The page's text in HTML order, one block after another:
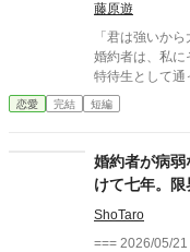
藤原遊
「君は強いから大丈夫だろ？」
婚約者は、私にそう言った。 平民な
特待生として通
た。 「君の力なら、この街を守れる。一緒に守ろう」 そう言われ
て彼の領地に来て、婚約した。
は。 隣領から来た貴族の娘を紹介した婚約者は、私にこう言っ
た。 「君は強いから大丈夫だろ？」 その言葉を聞いた瞬間、私は
ようやく気づく。 彼にとって私は、何だったのか。 だから
恋愛 完結 短編
婚約者が病
けて七年。
冷酷と噂の第
ShoTaro
=== 2026/05/